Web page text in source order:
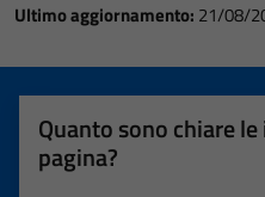
Ultimo aggiornamento: 21/08/
Quanto sono chiare
pagina?